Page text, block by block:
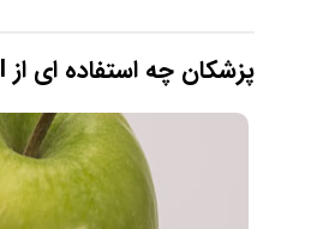
پزشکان چه استفاده ای از BMI دارند؟